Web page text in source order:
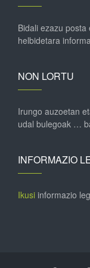
Bidali ezazu
helbidetara
NON LORTU
Irungo auzoetan
udal bulegoak …
INFORMAZIO
Ikusi informazio